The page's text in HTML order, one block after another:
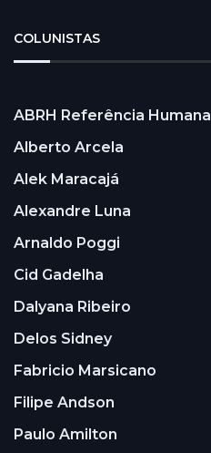
COLUNISTAS
ABRH Referência Humana
Alberto Arcela
Alek Maracajá
Alexandre Luna
Arnaldo Poggi
Cid Gadelha
Dalyana Ribeiro
Delos Sidney
Fabricio Marsicano
Filipe Andson
Paulo Amilton